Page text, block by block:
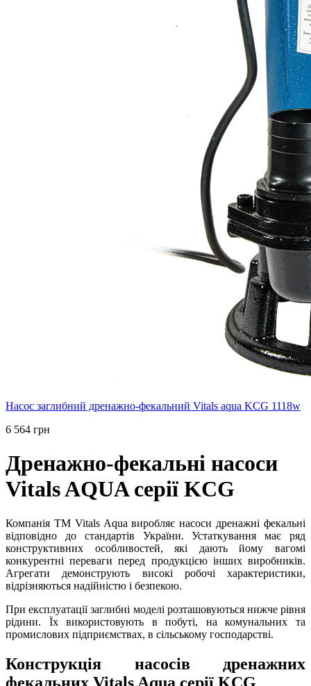
Насос заглибний дренажно-фекальний Vitals aqua KCG 1118w
6 564 грн
Дренажно-фекальні насоси
Vitals AQUA серії KCG
Компанія ТМ Vitals Aqua виробляє насоси дренажні фекальні
відповідно до стандартів України. Устаткування має ряд
конструктивних особливостей, які дають йому вагомі
конкурентні переваги перед продукцією інших виробників.
Агрегати демонструють високі робочі характеристики,
відрізняються надійністю і безпекою.
При експлуатації заглибні моделі розташовуються нижче рівня
рідини. Їх використовують в побуті, на комунальних та
промислових підприємствах, в сільському господарстві.
Конструкція насосів дренажних
фекальних Vitals Aqua серії KCG